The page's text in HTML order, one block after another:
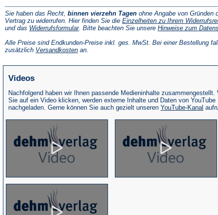
Sie haben das Recht, binnen vierzehn Tagen ohne Angabe von Gründen
Vertrag zu widerrufen. Hier finden Sie die Einzelheiten zu Ihrem
und das Widerrufsformular(Öffnet
einem
neuen
. Bitte beachten Sie unsere Hinweise zum
Alle Preise sind Endkunden-Preise inkl. ges. MwSt. Bei einer Bestellung
zusätzlich Versandkosten(Öffnet
an.
Videos
Nachfolgend haben wir Ihnen passende Medieninhalte zusammengestellt.
Sie auf ein Video klicken, werden externe Inhalte und Daten von YouTube
nachgeladen. Gerne können Sie auch gezielt unseren YouTube-Kanal